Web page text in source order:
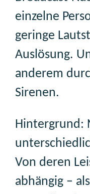
einzelne
geringe
Auslösung.
anderem
Sirenen.
Hintergrund:
Von deren
abhängig –